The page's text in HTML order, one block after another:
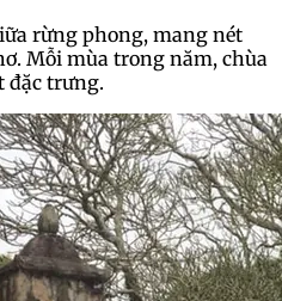
rừng phong, mang nét
Mỗi mùa trong năm, chùa
đặc trưng.